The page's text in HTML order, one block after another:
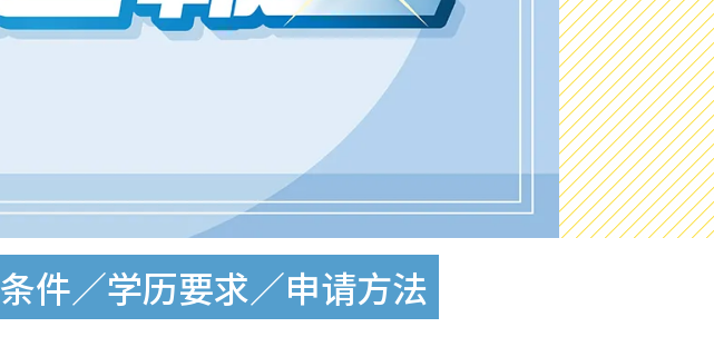
件／学历要求／申请方法